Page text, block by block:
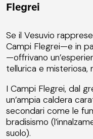
Flegrei
Se il Vesuvio
Campi Flegrei—e in
—offrivano
tellurica e misteriosa,
I Campi Flegrei, dal
un’ampia caldera
secondari come le
bradisismo
suolo).